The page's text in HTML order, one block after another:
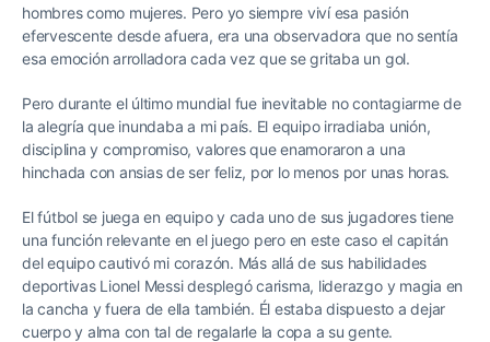
hombres como mujeres. Pero yo siempre viví esa pasión
efervescente desde afuera, era una observadora que no sentía
esa emoción arrolladora cada vez que se gritaba un gol.
Pero durante el último mundial fue inevitable no contagiarme de
la alegría que inundaba a mi país. El equipo irradiaba unión,
disciplina y compromiso, valores que enamoraron a una
hinchada con ansias de ser feliz, por lo menos por unas horas.
El fútbol se juega en equipo y cada uno de sus jugadores tiene
una función relevante en el juego pero en este caso el capitán
del equipo cautivó mi corazón. Más allá de sus habilidades
deportivas Lionel Messi desplegó carisma, liderazgo y magia en
la cancha y fuera de ella también. Él estaba dispuesto a dejar
cuerpo y alma con tal de regalarle la copa a su gente.